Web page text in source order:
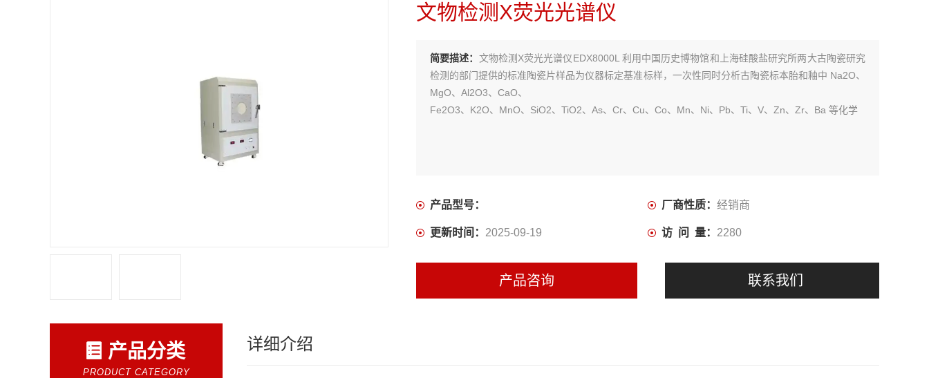
文物检测X荧光光谱仪
简要描述： 文物检测X荧光光谱仪EDX8000L 利用中国历史博物馆和上海硅酸盐研究所两大古陶瓷研究
检测的部门提供的标准陶瓷片样品为仪器标定基准标样，一次性同时分析古陶瓷标本胎和釉中 Na2O、
MgO、Al2O3、CaO、
Fe2O3、K2O、MnO、SiO2、TiO2、As、Cr、Cu、Co、Mn、Ni、Pb、Ti、V、Zn、Zr、Ba 等化学
产品型号： 厂商性质： 经销商
更新时间： 2025-09-19 访 问 量： 2280
产品咨询 联系我们
产品分类
PRODUCT CATEGORY
详细介绍